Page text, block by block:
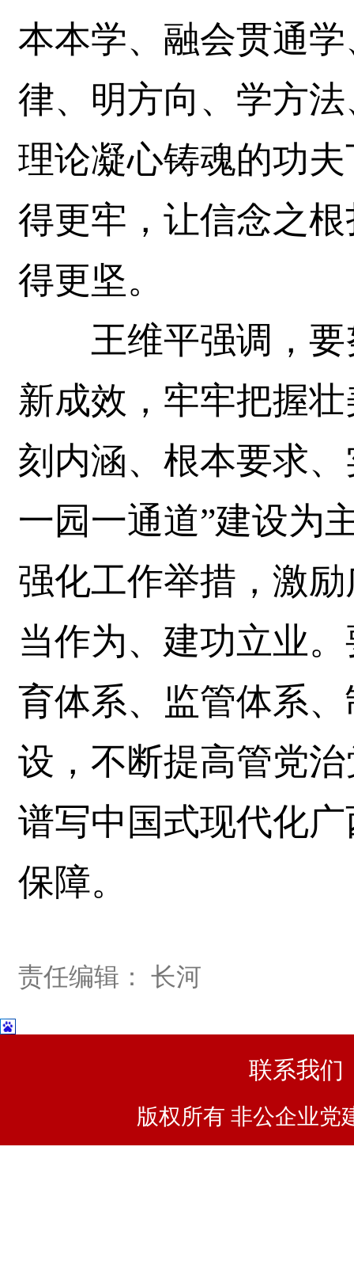
本本学、融会贯通
律、明方向、学方
理论凝心铸魂的功
得更牢，让信念之
得更坚。
王维平强调，要
新成效，牢牢把握
刻内涵、根本要求
一园一通道”建设为
强化工作举措，激
当作为、建功立业
育体系、监管体系
设，不断提高管党
谱写中国式现代化
保障。
责任编辑： 长河
联系我们
版权所有 非公企业党